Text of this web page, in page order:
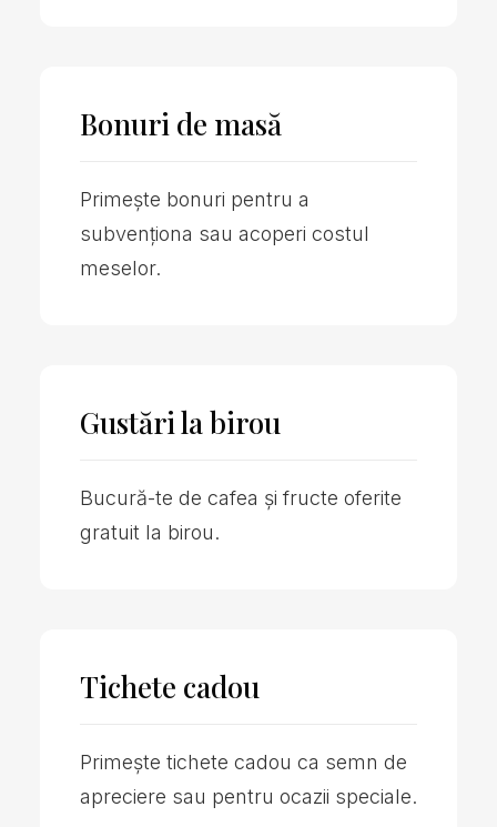
Bonuri de masă
Primește bonuri pentru a
subvenționa sau acoperi costul
meselor.
Gustări la birou
Bucură-te de cafea și fructe oferite
gratuit la birou.
Tichete cadou
Primește tichete cadou ca semn de
apreciere sau pentru ocazii speciale.